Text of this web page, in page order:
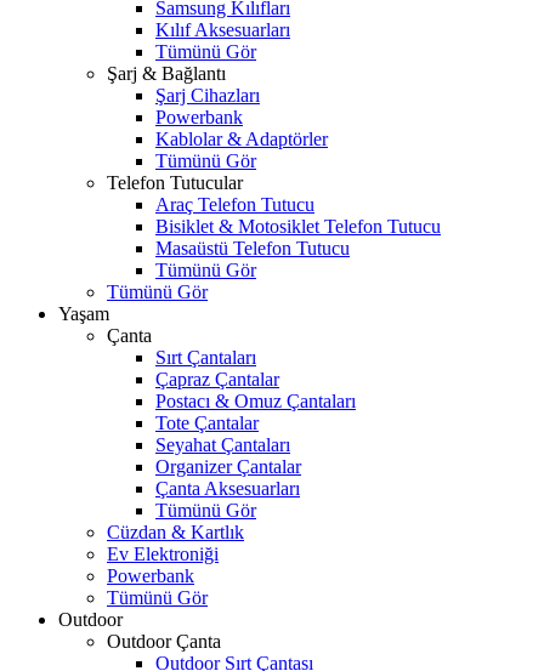
Samsung Kılıfları
Kılıf Aksesuarları
Tümünü Gör
Şarj & Bağlantı
Şarj Cihazları
Powerbank
Kablolar & Adaptörler
Tümünü Gör
Telefon Tutucular
Araç Telefon Tutucu
Bisiklet & Motosiklet Telefon Tutucu
Masaüstü Telefon Tutucu
Tümünü Gör
Tümünü Gör
Yaşam
Çanta
Sırt Çantaları
Çapraz Çantalar
Postacı & Omuz Çantaları
Tote Çantalar
Seyahat Çantaları
Organizer Çantalar
Çanta Aksesuarları
Tümünü Gör
Cüzdan & Kartlık
Ev Elektroniği
Powerbank
Tümünü Gör
Outdoor
Outdoor Çanta
Outdoor Sırt Çantası